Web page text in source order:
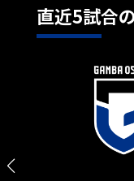
直近5試合